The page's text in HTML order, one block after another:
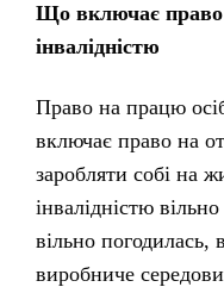
Що включає право
інвалідністю
Право на працю
включає право на
заробляти собі на
інвалідністю
вільно погодилась,
виробниче